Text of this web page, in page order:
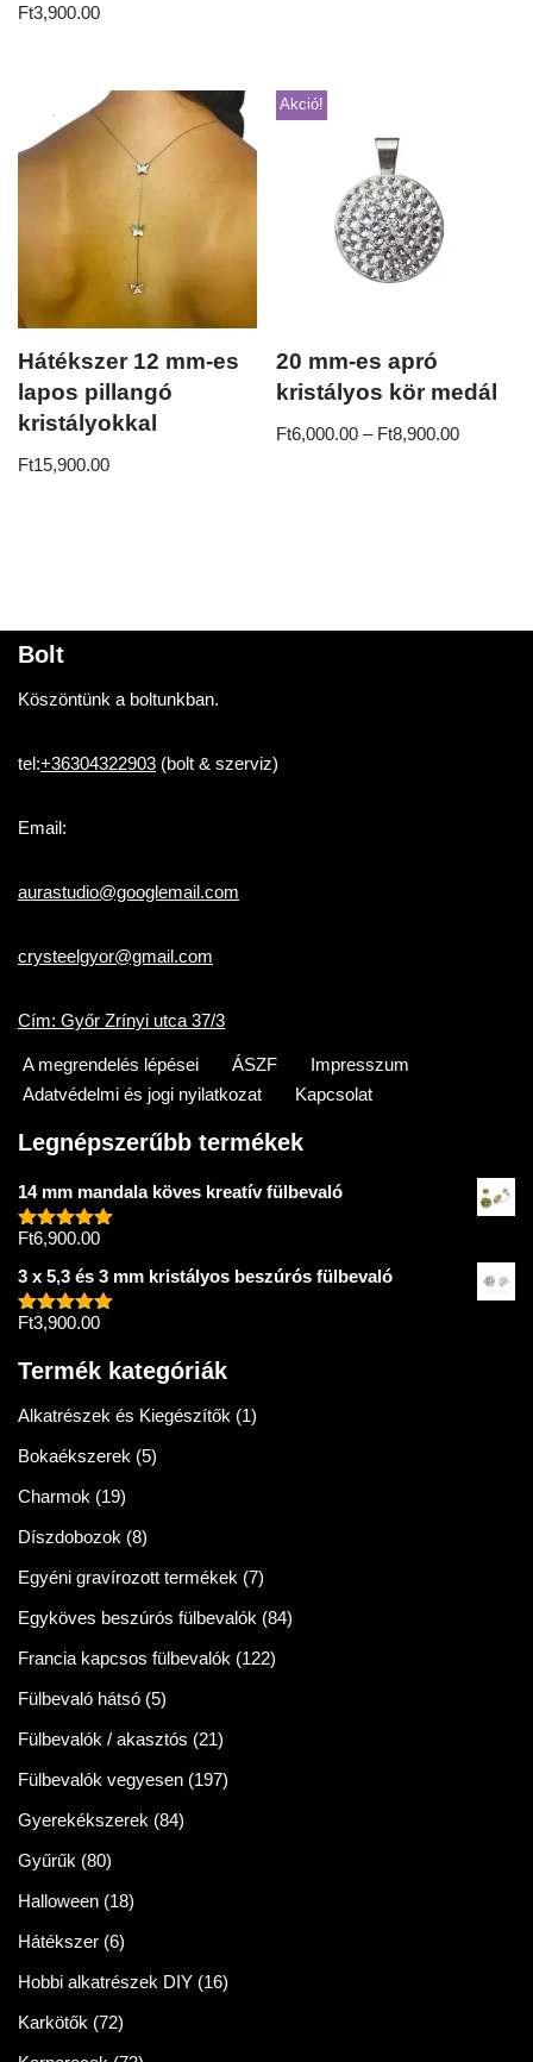
Ft3,900.00
Hátékszer 12 mm-es
lapos pillangó
kristályokkal
Ft15,900.00
Akció!
20 mm-es apró
kristályos kör medál
Ft6,000.00 – Ft8,900.00
Bolt
Köszöntünk a boltunkban.
tel:+36304322903 (bolt & szerviz)
Email:
aurastudio@googlemail.com
crysteelgyor@gmail.com
Cím: Győr Zrínyi utca 37/3
A megrendelés lépései ÁSZF
Impresszum
Adatvédelmi és jogi nyilatkozat
Kapcsolat
Legnépszerűbb termékek
14 mm mandala köves kreatív fülbevaló
Értékelés:
Ft6,900.00
3 x 5,3 és 3 mm kristályos beszúrós fülbevaló
Értékelés:
Ft3,900.00
Termék kategóriák
Alkatrészek és Kiegészítők (1)
Bokaékszerek (5)
Charmok (19)
Díszdobozok (8)
Egyéni gravírozott termékek (7)
Egyköves beszúrós fülbevalók (84)
Francia kapcsos fülbevalók (122)
Fülbevaló hátsó (5)
Fülbevalók / akasztós (21)
Fülbevalók vegyesen (197)
Gyerekékszerek (84)
Gyűrűk (80)
Halloween (18)
Hátékszer (6)
Hobbi alkatrészek DIY (16)
Karkötők (72)